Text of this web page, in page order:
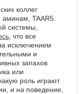
коллег
аминам, TAAR5.
системы,
, что все
исключением
и
запахов
или
какую роль играют
и на поведение,